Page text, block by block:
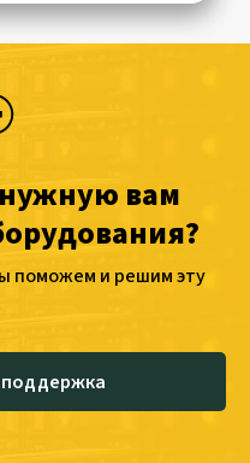
вам
поможем и решим эту
поддержка